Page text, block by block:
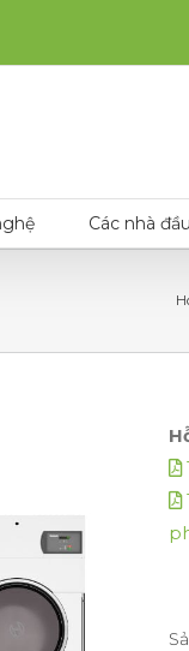
Các nhà